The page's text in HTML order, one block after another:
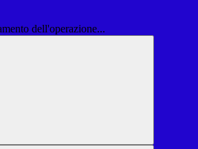
dell'operazione...